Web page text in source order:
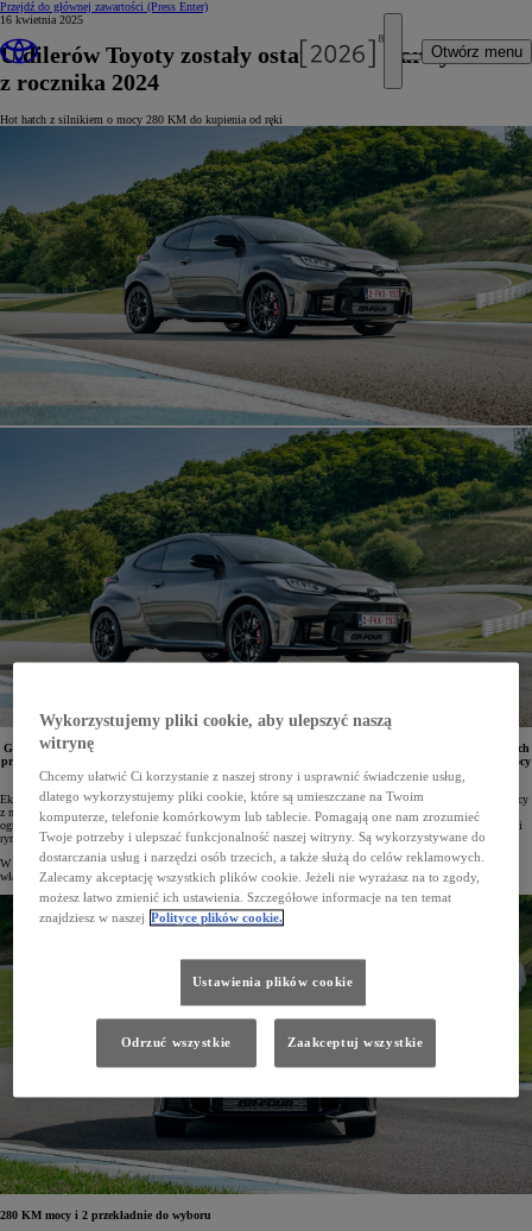
Przejdź do głównej zawartości (Press Enter)
Otwórz menu
16 kwietnia 2025
U dilerów Toyoty zostały ostatnie GR Yarisy
z rocznika 2024
Hot hatch z silnikiem o mocy 280 KM do kupienia od ręki
GR Yaris to prawdziwy fenomen wśród aut sportowych. Model ten jest uważany za jeden z najlepszych
projektów w historii Toyoty. Ostatnie egzemplarze hot hatcha z 2024 roku produkcji z silnikiem o mocy
280 KM i napędem GR-FOUR jeszcze są dostępne w salonach marki w Polsce.
Ekscytujący hot hatch Toyoty – GR Yaris – szybko zdobył miano auta kultowego. Opracowany we współpracy
z najlepszymi kierowcami rajdowymi i wyścigowymi samochód zadebiutował w 2020 roku, wzbudzając
ogromne zainteresowanie miłośników motoryzacji. Dowodem tego jest m.in. fakty, że przeznaczone na polski
rynek egzemplarze tego modelu wyprzedały się na błyskawicznie.
W 2024 roku GR Yaris przeszedł szereg modyfikacji, które pozwoliły na zwiększenie osiągów oraz poprawę
właściwości jezdnych auta o rajdowym rodowodzie i napędzie na cztery koła GR-FOUR.
280 KM mocy i 2 przekładnie do wyboru
Wykorzystujemy pliki cookie, aby ulepszyć naszą
witrynę
Chcemy ułatwić Ci korzystanie z naszej strony i usprawnić świadczenie usług,
dlatego wykorzystujemy pliki cookie, które są umieszczane na Twoim
komputerze, telefonie komórkowym lub tablecie. Pomagają one nam zrozumieć
Twoje potrzeby i ulepszać funkcjonalność naszej witryny. Są wykorzystywane do
dostarczania usług i narzędzi osób trzecich, a także służą do celów reklamowych.
Zalecamy akceptację wszystkich plików cookie. Jeżeli nie wyrażasz na to zgody,
możesz łatwo zmienić ich ustawienia. Szczegółowe informacje na ten temat
znajdziesz w naszej Polityce plików cookie.
Ustawienia plików cookie
Odrzuć wszystkie Zaakceptuj wszystkie